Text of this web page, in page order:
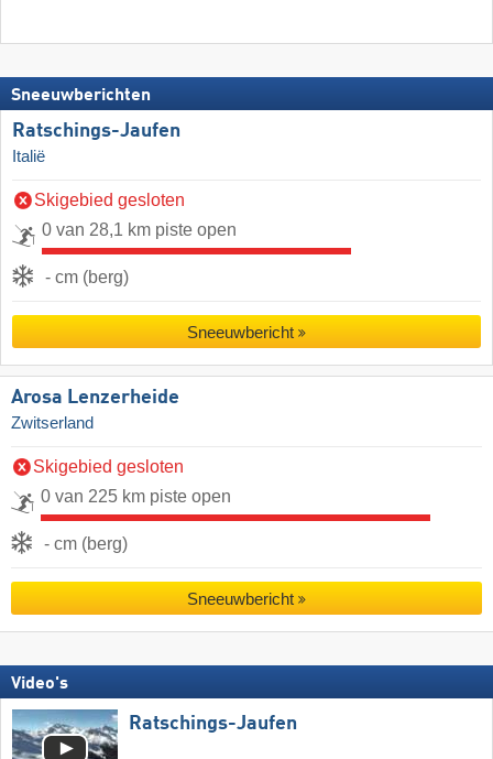
Sneeuwberichten
Ratschings-Jaufen
Italië
Skigebied gesloten
0 van 28,1 km piste open
- cm (berg)
Sneeuwbericht
Arosa Lenzerheide
Zwitserland
Skigebied gesloten
0 van 225 km piste open
- cm (berg)
Sneeuwbericht
Video's
Ratschings-Jaufen